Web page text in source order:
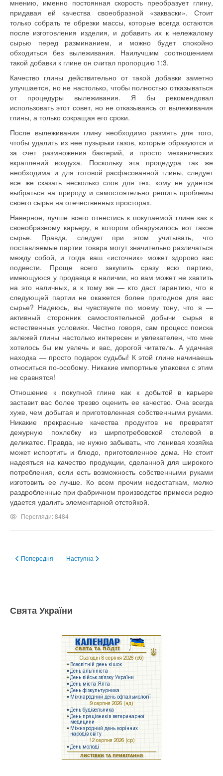
мнению, именно постоянная скорость преобразует глину,
придавая ей качества своеобразной «закваски». Стоит
только собрать те обрезки массы, которые всегда остаются
после изготовления изделия, и добавить их к нележалому
сырью перед разминанием, и можно будет спокойно
обходиться без вылеживания. Наилучшим соотношением
такой добавки к глине он считал пропорцию 1:3.
Качество глины действительно от такой добавки заметно
улучшается, но не настолько, чтобы полностью отказываться
от процедуры вылеживания. Я бы рекомендовал
использовать этот совет, но не отказываясь от вылеживания
глины, а только сокращая его сроки.
После вылеживания глину необходимо размять для того,
чтобы удалить из нее пузырьки газов, которые образуются и
за счет размножения бактерий, и просто механических
вкраплений воздуха. Поскольку эта процедура так же
необходима и для готовой расфасованной глины, следует
все же сказать несколько слов для тех, кому не удается
выбраться на природу и само­стоятельно решить проблемы
своего сырья на отечественных просторах.
Наверное, лучше всего отнестись к покупаемой глине как к
своеобразному карьеру, в котором обнаружилось вот такое
сырье. Правда, следует при этом учитывать, что
поставляемые партии товара могут значительно различаться
между собой, и тогда ваш «источник» может здорово вас
подвести. Проще всего закупить сразу всю партию,
имеющуюся у продавца в наличии, но вам может не хватить
на это наличных, а к тому же — кто даст гарантию, что в
следующей партии не окажется более пригодное для вас
сырье? Надеюсь, вы чувствуете по моему тону, что я —
активный сторонник самостоятельной добычи сырья в
естественных условиях. Честно говоря, сам процесс поиска
залежей глины настолько интересен и увлекателен, что мне
хотелось бы им увлечь и вас, дорогой читатель. А удачная
находка — просто подарок судьбы! К этой глине начинаешь
относиться по-особому. Никакие импортные упаковки с этим
не сравнятся!
Отношение к покупной глине как к добытой в карьере
заставит вас более трезво оценить ее качество. Она всегда
хуже, чем добытая и приготовленная собственными руками.
Никакие прекрасные качества продуктов не превратят
дежурную похлебку из ширпотребовской столовой в
деликатес. Правда, не нужно забывать, что ленивая хозяйка
может испортить и блюдо, приготовленное дома. Не стоит
надеяться на качество продукции, сделанной для широкого
потребления, если есть возможность собственными руками
изготовить ее лучше. Ко всем прочим недостаткам, мелко
раздробленные при фабричном производстве примеси редко
удается удалить элементарной отстойкой.
Перегляди: 8484
Попередня стаття: Состав смеси
Попередня Наступна стаття: Как сделать свою тарелку
Наступна
Свята України